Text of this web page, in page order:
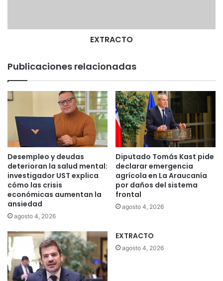
EXTRACTO
Publicaciones relacionadas
Desempleo y deudas
deterioran la salud mental:
investigador UST explica
cómo las crisis
económicas aumentan la
ansiedad
agosto 4, 2026
Diputado Tomás Kast pide
declarar emergencia
agrícola en La Araucanía
por daños del sistema
frontal
agosto 4, 2026
EXTRACTO
agosto 4, 2026